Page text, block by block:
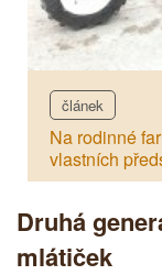
článek
Na rodinné
vlastních
Druhá
mlátiček